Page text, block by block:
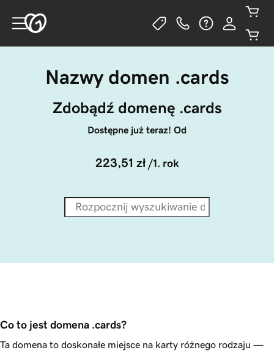
Nazwy domen .cards
Zdobądź domenę .cards
Dostępne już teraz! Od
223,51 zł /1. rok
Co to jest domena .cards?
Ta domena to doskonałe miejsce na karty różnego rodzaju —